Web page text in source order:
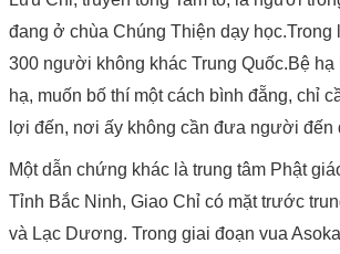
đang ở chùa Chúng Thiện dạy
300 người không khác Trung Quốc.Bệ hạ
hạ, muốn bố thí một cách bình đẵng, chỉ
lợi đến, nơi ấy không cần đưa người đến
Một dẫn chứng khác là trung tâm Phật
Tỉnh Bắc Ninh, Giao Chỉ có mặt trước
và Lạc Dương. Trong giai đoạn vua